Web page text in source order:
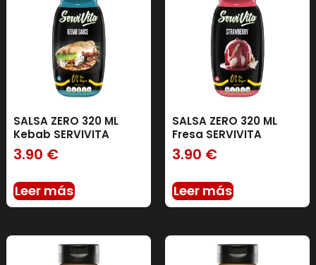
SALSA ZERO 320 ML
Kebab SERVIVITA
3.90 €
Leer más
SALSA ZERO 320 ML
Fresa SERVIVITA
3.90 €
Leer más